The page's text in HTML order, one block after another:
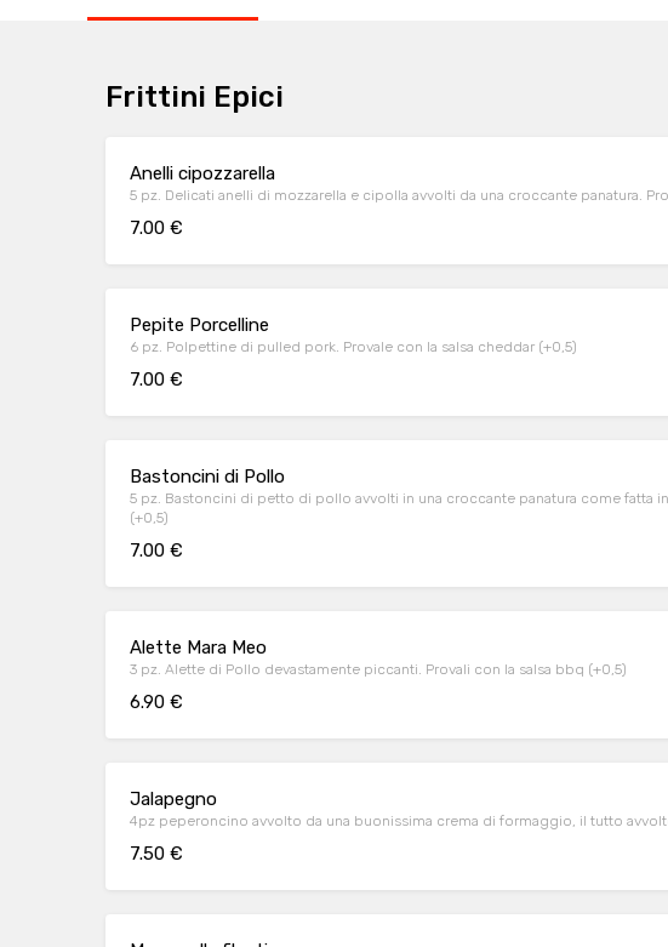
Frittini Epici
Anelli cipozzarella
5 pz. Delicati anelli di mozzarella e cipolla avvolti da una croccante panatura.
7.00 €
Pepite Porcelline
6 pz. Polpettine di pulled pork. Provale con la salsa cheddar (+0,5)
7.00 €
Bastoncini di Pollo
5 pz. Bastoncini di petto di pollo avvolti in una croccante panatura come fatta
(+0,5)
7.00 €
Alette Mara Meo
3 pz. Alette di Pollo devastamente piccanti. Provali con la salsa bbq (+0,5)
6.90 €
Jalapegno
4pz peperoncino avvolto da una buonissima crema di formaggio, il tutto
7.50 €